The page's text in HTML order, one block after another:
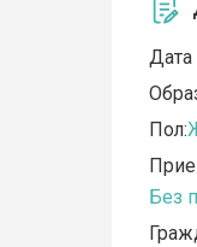
Пол:
Без